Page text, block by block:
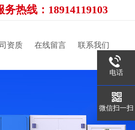
务热线：18914119103
资质 在线留言 联系我们
电话
微信扫一扫